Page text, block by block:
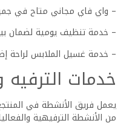
يوفر تناول الطعام في منتجع
متميزة تجمع بين التفوق في
يمكن للضيوف الاستمتاع بمزيج
الوجبات البسيطة إلى الأطباق
والخدمة.
خيارات